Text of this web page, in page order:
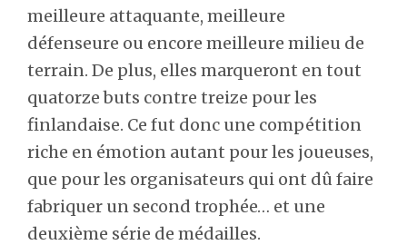
meilleure attaquante, meilleure
défenseure ou encore meilleure milieu de
terrain. De plus, elles marqueront en tout
quatorze buts contre treize pour les
finlandaise. Ce fut donc une compétition
riche en émotion autant pour les joueuses,
que pour les organisateurs qui ont dû faire
fabriquer un second trophée… et une
deuxième série de médailles.